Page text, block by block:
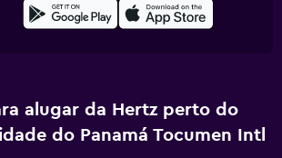
alugar da Hertz perto do
do Panamá Tocumen Intl